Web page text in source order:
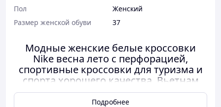
Пол
Женский
Размер женской обуви
37
Модные женские белые кроссовки
Nike весна лето с перфорацией,
спортивные кроссовки для туризма и
спорта хорошего качества, Вьетнам
Подробнее